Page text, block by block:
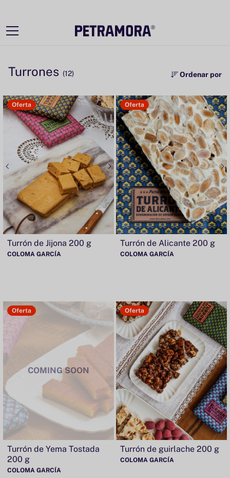
Turrones (12) Ordenar por
Oferta
Turrón de Jijona 200 g
COLOMA GARCÍA
Oferta
Turrón de Alicante 200 g
COLOMA GARCÍA
COMING SOON
Oferta
Turrón de Yema Tostada
200 g
COLOMA GARCÍA
Oferta
Turrón de guirlache 200 g
COLOMA GARCÍA